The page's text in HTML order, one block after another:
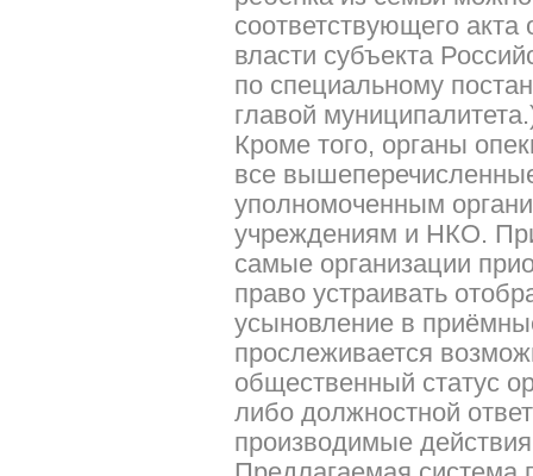
соответствующего акта
власти субъекта
по специальному
главой
Кроме того, органы
все
уполномоченным
учреждениям и НКО.
самые организации
право устраивать
усыновление в
прослеживается
общественный статус
либо должностной
производимые